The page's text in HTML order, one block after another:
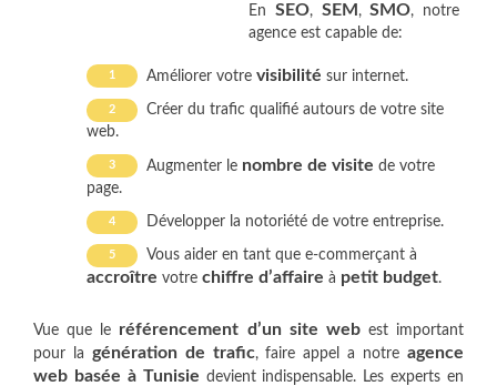
En SEO, SEM ,SMO, notre
agence est capable de:
Améliorer votre visibilité sur internet.
Créer du trafic qualifié autours de votre site
web.
Augmenter le nombre de visite de votre
page.
Développer la notoriété de votre entreprise.
Vous aider en tant que e-commerçant à
accroître votre chiffre d’affaire à petit budget.
Vue que le référencement d’un site webest important
pour la génération de trafic, faire appel a notreagence
web basée à Tunisie devient indispensable. Les experts en